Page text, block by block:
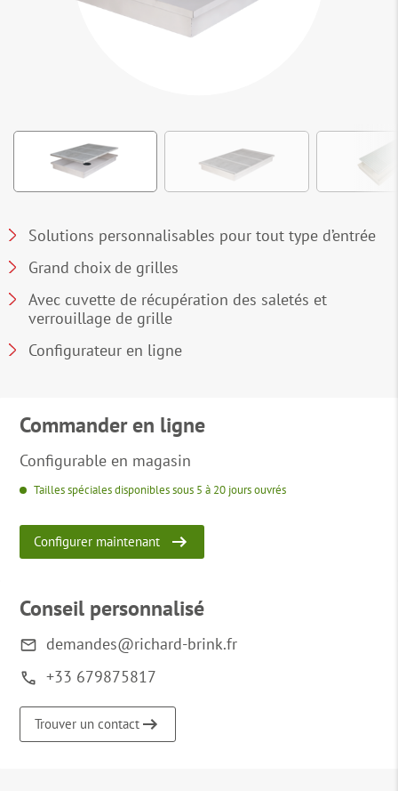
Solutions personnalisables pour tout type d’entrée
Grand choix de grilles
Avec cuvette de récupération des saletés et
verrouillage de grille
Configurateur en ligne
Commander en ligne
Configurable en magasin
Tailles spéciales disponibles sous 5 à 20 jours ouvrés
Configurer maintenant
Conseil personnalisé
demandes@richard-brink.fr
+33 679875817
Trouver un contact